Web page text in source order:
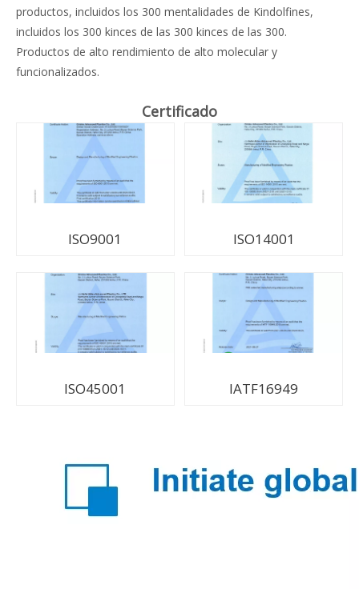
productos, incluidos los 300 mentalidades de Kindolfines,
incluidos los 300 kinces de las 300 kinces de las 300.
Productos de alto rendimiento de alto molecular y
funcionalizados.
Certificado
ISO9001 ISO14001
ISO45001 IATF16949